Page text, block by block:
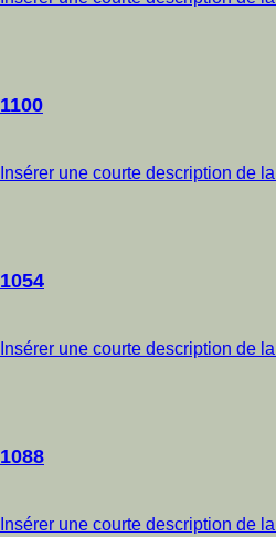
1100
Insérer une courte description de
1054
Insérer une courte description de
1088
Insérer une courte description de